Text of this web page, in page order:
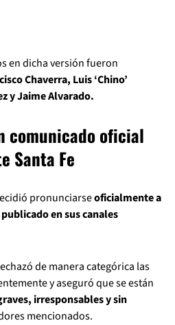
en dicha versión fueron
Chaverra, Luis ‘Chino’
y Jaime Alvarado.
comunicado oficial
Santa Fe
pronunciarseoficialmente a
en sus canales
de manera categórica las
y aseguró que se están
irresponsables y sin
mencionados.